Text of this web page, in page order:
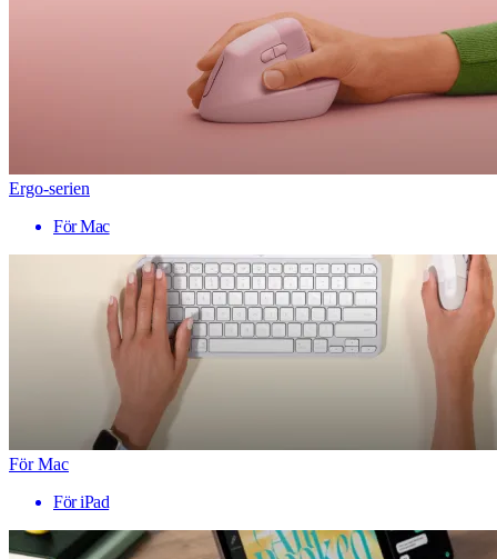
Ergo-serien
För Mac
För Mac
För iPad